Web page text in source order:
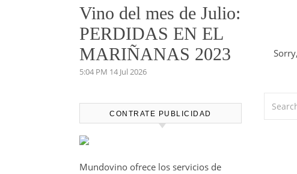
Vino del mes de Julio:
PERDIDAS EN EL
MARIÑANAS 2023
5:04 PM 14 Jul 2026
CONTRATE PUBLICIDAD
Mundovino ofrece los servicios de